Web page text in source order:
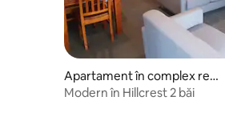
Apartament în complex rezi
dențial în Hamilton
Modern în Hillcrest 2 băi